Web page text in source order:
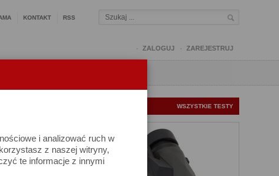
i analizować ruch w
z naszej witryny,
te informacje z innymi
KONTAKT RSS
ZALOGUJ ZAREJESTRUJ
WSZYSTKIE TESTY